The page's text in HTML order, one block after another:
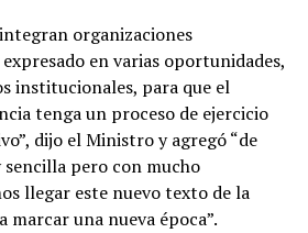
organizaciones
en varias oportunidades,
institucionales, para que el
tenga un proceso de ejercicio
dijo el Ministro y agregó “de
pero con mucho
llegar este nuevo texto de la
marcar una nueva época”.